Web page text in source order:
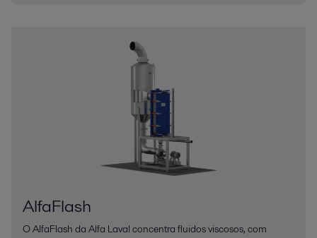
AlfaFlash
O AlfaFlash da Alfa Laval concentra fluidos viscosos, com